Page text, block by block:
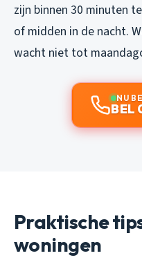
zijn binnen 30 minuten
of midden in de nacht.
wacht niet tot
NU
BEL
Praktische
woningen